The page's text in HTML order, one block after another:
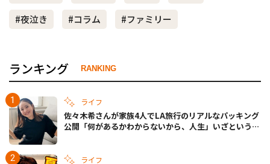
#夜泣き
#コラム #ファミリー
ランキング RANKING
ライフ
佐々木希さんが家族4人でLA旅行のリアルなパッキング
公開「何があるかわからないから、人生」いざというと
ライフ